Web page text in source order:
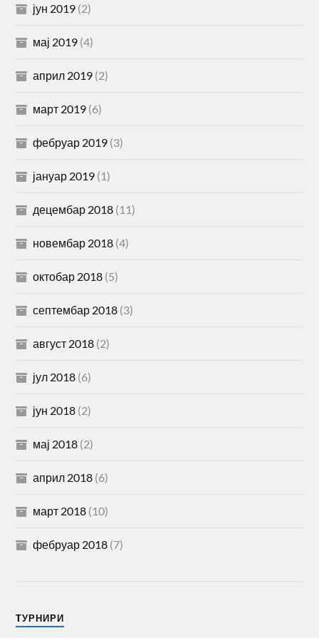
јун 2019 (2)
мај 2019 (4)
април 2019 (2)
март 2019 (6)
фебруар 2019 (3)
јануар 2019 (1)
децембар 2018 (11)
новембар 2018 (4)
октобар 2018 (5)
септембар 2018 (3)
август 2018 (2)
јул 2018 (6)
јун 2018 (2)
мај 2018 (2)
април 2018 (6)
март 2018 (10)
фебруар 2018 (7)
TУРНИРИ